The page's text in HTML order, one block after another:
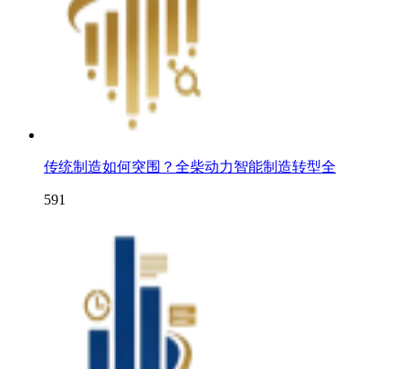
传统制造如何突围？全柴动力智能制造转型全
591